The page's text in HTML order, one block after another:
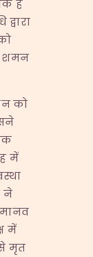
हैं
शमन
को
में
ने
में
से मृत